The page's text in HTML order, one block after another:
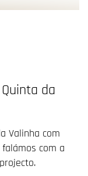
da
Valinha com
com a